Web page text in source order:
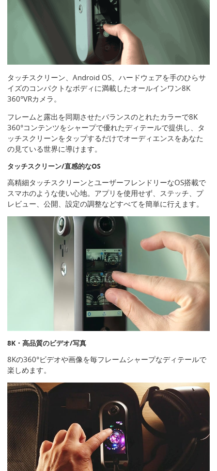
タッチスクリーン、Android OS、ハードウェアを手のひらサ
イズのコンパクトなボディに満載したオールインワン8K
360°VRカメラ。
フレームと露出を同期させたバランスのとれたカラーで8K
360°コンテンツをシャープで優れたディテールで提供し、タ
ッチスクリーンをタップするだけでオーディエンスをあなた
の見ている世界に導けます。
タッチスクリーン/直感的なOS
高精細タッチスクリーンとユーザーフレンドリーなOS搭載で
スマホのような使い心地。アプリを使用せず、ステッチ、プ
レビュー、公開、設定の調整などすべてを簡単に行えます。
8K・高品質のビデオ/写真
8Kの360°ビデオや画像を毎フレームシャープなディテールで
楽しめます。